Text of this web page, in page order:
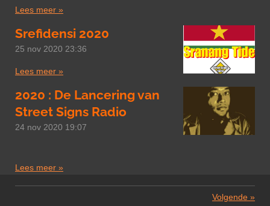
Lees meer »
Srefidensi 2020
25 nov 2020 23:36
Lees meer »
2020 : De Lancering van
Street Signs Radio
24 nov 2020 19:07
Lees meer »
Volgende »